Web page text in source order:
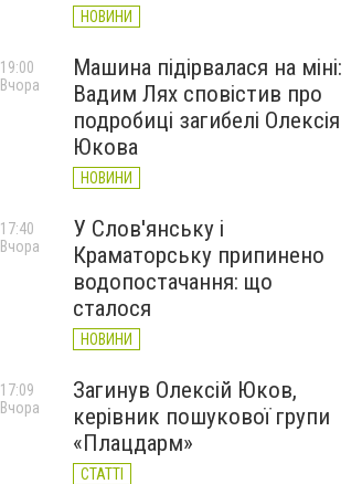
НОВИНИ
Машина підірвалася на міні:
Вадим Лях сповістив про
подробиці загибелі Олексія
Юкова
НОВИНИ
19:00
Вчора
У Слов'янську і
Краматорську припинено
водопостачання: що
сталося
НОВИНИ
17:40
Вчора
Загинув Олексій Юков,
керівник пошукової групи
«Плацдарм»
СТАТТІ
17:09
Вчора